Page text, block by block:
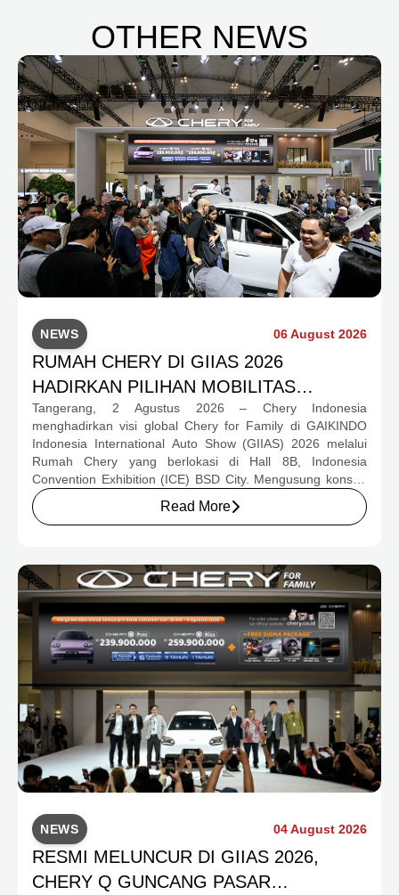
OTHER NEWS
NEWS 06 August 2026
RUMAH CHERY DI GIIAS 2026
HADIRKAN PILIHAN MOBILITAS
LENGKAP DAN PROGRAM APRESIASI
KONSUMEN BERNILAI HAMPIR RP1
MILIAR
Tangerang, 2 Agustus 2026 – Chery Indonesia
menghadirkan visi global Chery for Family di GAIKINDO
Indonesia International Auto Show (GIIAS) 2026 melalui
Rumah Chery yang berlokasi di Hall 8B, Indonesia
Convention Exhibition (ICE) BSD City. Mengusung konsep
rumah yang hangat dan inklusif, Chery menghadirkan
pengalaman menyeluruh bagi keluarga Indonesia melalui
program apresiasi untuk konsumen.
Read More
NEWS 04 August 2026
RESMI MELUNCUR DI GIIAS 2026,
CHERY Q GUNCANG PASAR